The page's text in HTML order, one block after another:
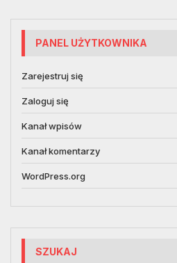
PANEL UŻYTKOWNIKA
Zarejestruj się
Zaloguj się
Kanał wpisów
Kanał komentarzy
WordPress.org
SZUKAJ